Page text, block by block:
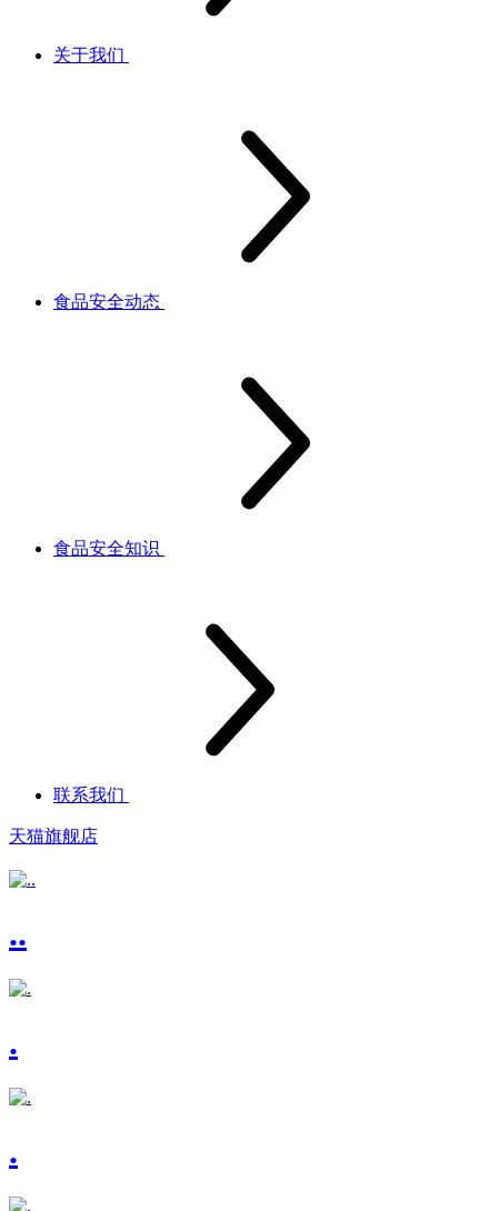
关于我们
食品安全动态
食品安全知识
联系我们
天猫旗舰店
..
.
.